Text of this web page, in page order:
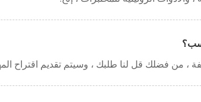
، من فضلك قل لنا طلبك ، وسيتم تقديم اقتراح